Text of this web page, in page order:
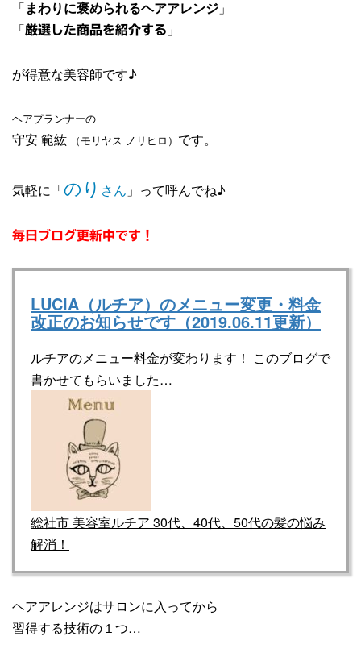
「まわりに褒められるヘアアレンジ 」
「厳選した商品を紹介する 」
が得意な美容師です♪
ヘアプランナーの
守安 範紘 （モリヤス ノリヒロ） です。
気軽に「のり さん 」って呼んでね♪
毎日ブログ更新中です！
LUCIA（ルチア）のメニュー変更・料金
改正のお知らせです（2019.06.11更新）
ルチアのメニュー料金が変わります！ このブログで
書かせてもらいました…
総社市 美容室ルチア 30代、40代、50代の髪の悩み
解消！
ヘアアレンジはサロンに入ってから
習得する技術の１つ…